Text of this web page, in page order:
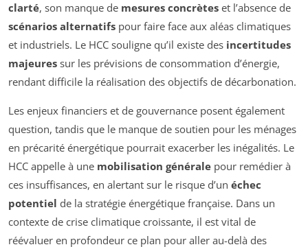
clarté, son manque de mesures concrètes et l’absence de
scénarios alternatifs pour faire face aux aléas climatiques
et industriels. Le HCC souligne qu’il existe des incertitudes
majeures sur les prévisions de consommation d’énergie,
rendant difficile la réalisation des objectifs de décarbonation.
Les enjeux financiers et de gouvernance posent également
question, tandis que le manque de soutien pour les ménages
en précarité énergétique pourrait exacerber les inégalités. Le
HCC appelle à une mobilisation générale pour remédier à
ces insuffisances, en alertant sur le risque d’un échec
potentiel de la stratégie énergétique française. Dans un
contexte de crise climatique croissante, il est vital de
réévaluer en profondeur ce plan pour aller au-delà des